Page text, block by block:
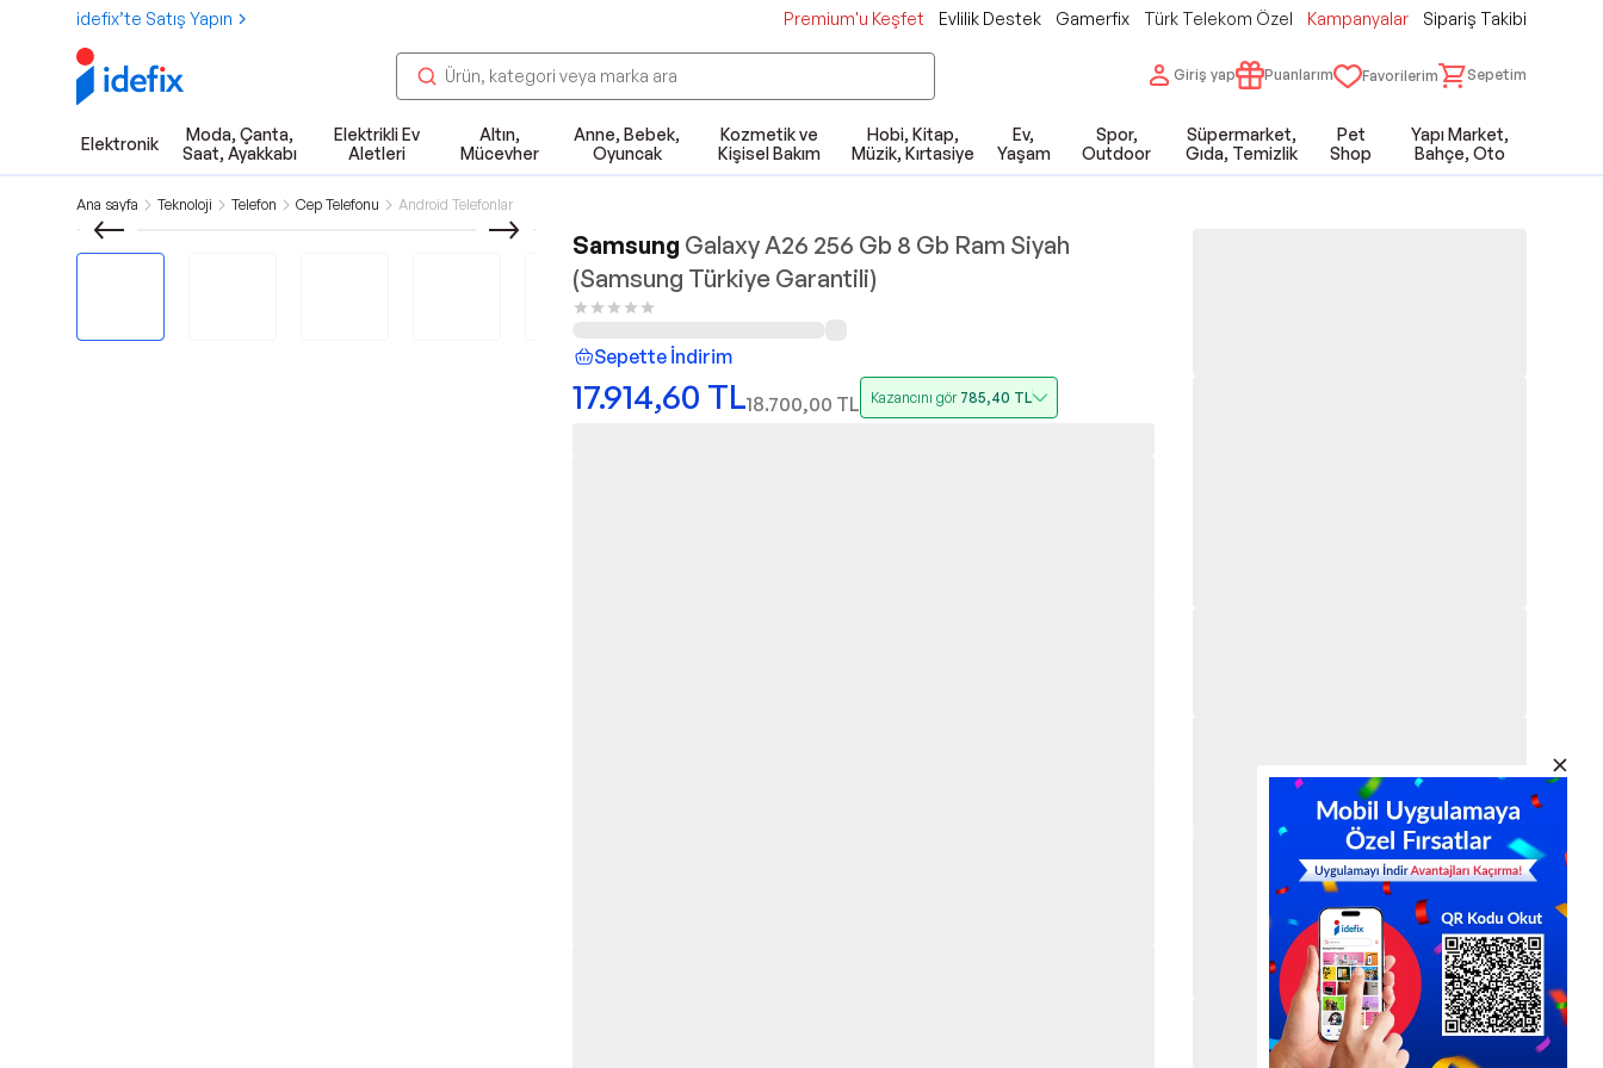
idefix’te Satış Yapın Premium'u Keşfet Evlilik Destek Gamerfix Türk Telekom Özel Kampanyalar Sipariş Takibi
Giriş yap Puanlarım Favorilerim Sepetim
Elektronik
Moda, Çanta,
Saat, Ayakkabı
Elektrikli Ev
Aletleri
Altın,
Mücevher
Anne, Bebek,
Oyuncak
Kozmetik ve
Kişisel Bakım
Hobi, Kitap,
Müzik, Kırtasiye
Ev,
Yaşam
Spor,
Outdoor
Süpermarket,
Gıda, Temizlik
Pet
Shop
Yapı Market,
Bahçe, Oto
Ana sayfa Teknoloji Telefon Cep Telefonu Android Telefonlar
Samsung Galaxy A26 256 Gb 8 Gb Ram Siyah
(Samsung Türkiye Garantili)
Sepette İndirim
17.914,60 TL18.700,00 TL Kazancını gör 785,40 TL